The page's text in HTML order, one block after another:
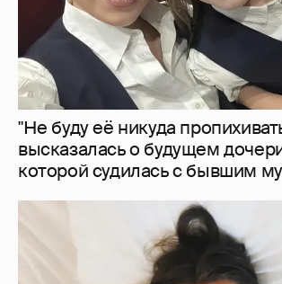
Молится о поездке на Бали:
Шурыгина воцерковилась в